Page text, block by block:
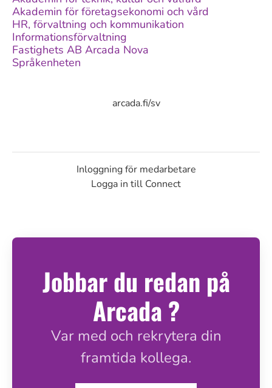
Akademin för företagsekonomi och vård
HR, förvaltning och kommunikation
Informationsförvaltning
Fastighets AB Arcada Nova
Språkenheten
arcada.fi/sv
Inloggning för medarbetare
Logga in till Connect
Jobbar du redan på
Arcada ?
Var med och rekrytera din
framtida kollega.